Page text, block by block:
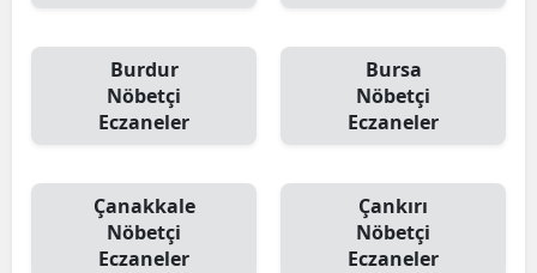
Burdur
Nöbetçi
Eczaneler
Bursa
Nöbetçi
Eczaneler
Çanakkale
Nöbetçi
Eczaneler
Çankırı
Nöbetçi
Eczaneler